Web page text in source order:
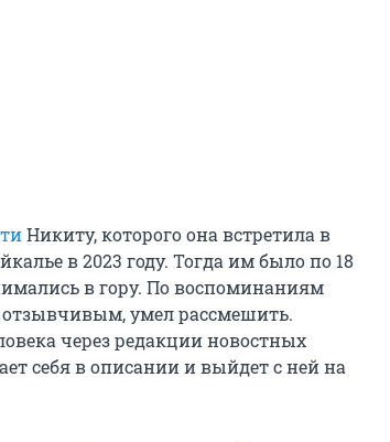
Никиту, которого она встретила в
в 2023 году. Тогда им было по 18
в гору. По воспоминаниям
умел рассмешить.
через редакции новостных
себя в описании и выйдет с ней на